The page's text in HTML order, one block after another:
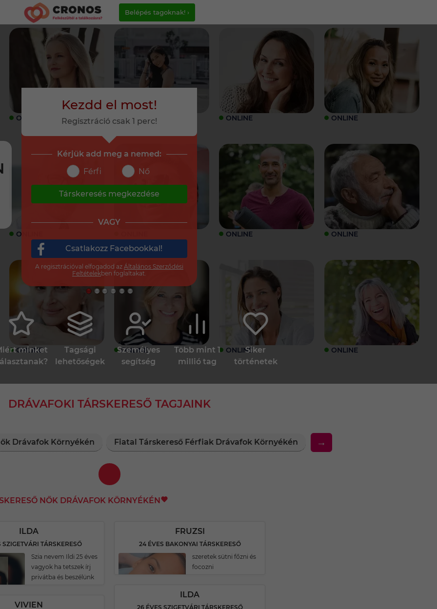
Belépés tagoknak! ›
ONLINE ONLINE ONLINE ONLINE
ONLINE ONLINE ONLINE
ONLINE ONLINE ONLINE ONLINE
minket
Tagsági
lehetőségek
Személyes
segítség
Több mint 1
millió tag
Siker
történetek
DRÁVAFOKI TÁRSKERESŐ TAGJAINK
Drávafok Környékén Fiatal Társkereső Férfiak Drávafok Környékén 30 Feletti Társkereső Nők
→
NŐK DRÁVAFOK KÖRNYÉKÉN
ILDA
SZIGETVÁRI TÁRSKERESŐ
Szia nevem Ildi 25 éves
vagyok ha tetszek írj
privátba és beszélünk
VIVIEN
FRUZSI
24 ÉVES BAKONYAI TÁRSKERESŐ
szeretek sütni főzni és
focozni
ILDA
26 ÉVES SZIGETVÁRI TÁRSKERESŐ
Kezdd el most!
Regisztráció csak 1 perc!
Kérjük add meg a nemed:
Férfi
Nő
Társkeresés megkezdése
VAGY
Csatlakozz Facebookkal!
A regisztrációval elfogadod az Általános Szerződési
Feltételekben foglaltakat.